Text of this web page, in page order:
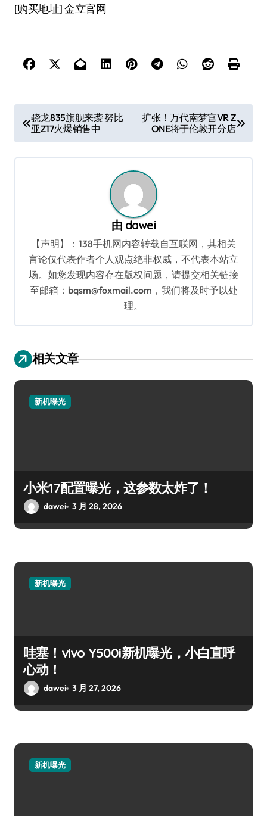
[购买地址] 金立官网
章
导
骁龙835旗舰来袭 努比
亚Z17火爆销售中
扩张！万代南梦宫VR Z
ONE将于伦敦开分店
由 dawei
【声明】：138手机网内容转载自互联网，其相关
言论仅代表作者个人观点绝非权威，不代表本站立
场。如您发现内容存在版权问题，请提交相关链接
至邮箱：bqsm@foxmail.com，我们将及时予以处
理。
相关文章
新机曝光
小米17配置曝光，这参数太炸了！
dawei 3 月 28, 2026
新机曝光
哇塞！vivo Y500i新机曝光，小白直呼
心动！
dawei 3 月 27, 2026
新机曝光